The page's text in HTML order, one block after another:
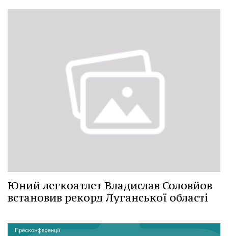
Юний легкоатлет Владислав Соловйов
встановив рекорд Луганської області